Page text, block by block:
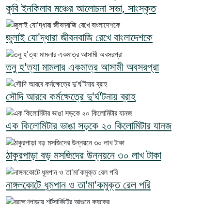
কুবি ইনকিলাব মঞ্চের আলোচনা সভা, সাংস্কৃত
জুলাই যো'দ্ধারা জীবনবাজি রেখে বাংলাদেশকে
তনু হ'ত্যা মামলার একমাত্র আসামী অবসরপ্রা
সৌদি আরবে কর্মক্ষেত্রে দু'র্ঘ'টনায় ব্রাহ
এক কিলোমিটার ভাঙা সড়কে ২০ কিলোমিটার যানজ
ঠাকুরপাড়া বড় মসজিদের উন্নয়নে ৩০ লাখ টাকা
নাঙ্গলকোটে ধূমপান ও তা'মা'কমুক্ত রেল পরি